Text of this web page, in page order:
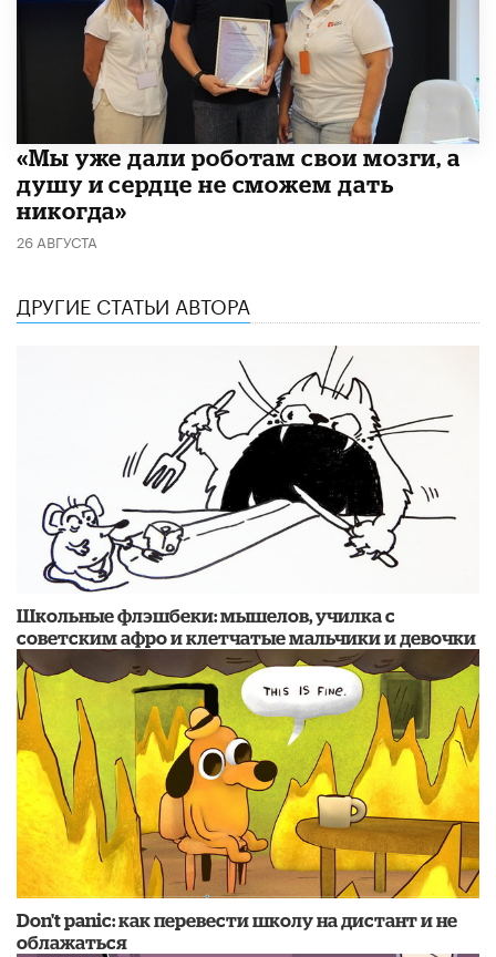
«Мы уже дали роботам свои мозги, а
душу и сердце не сможем дать
никогда»
26 АВГУСТА
ДРУГИЕ СТАТЬИ АВТОРА
Школьные флэшбеки: мышелов, училка с
советским афро и клетчатые мальчики и девочки
Don't panic: как перевести школу на дистант и не
облажаться